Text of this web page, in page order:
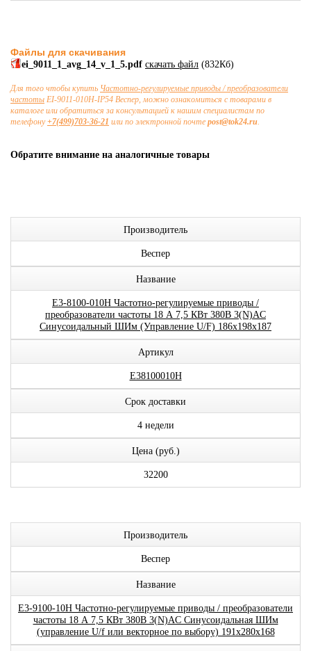
Файлы для скачивания
ei_9011_1_avg_14_v_1_5.pdf скачать файл (832Кб)
Для того чтобы купить Частотно-регулируемые приводы / преобразователи
частоты EI-9011-010H-IP54 Веспер, можно ознакомиться с товарами в
каталоге или обратиться за консультацией к нашим специалистам по
телефону+7(499)703-36-21 или по электронной почте post@tok24.ru.
Обратите внимание на аналогичные товары
Производитель
Веспер
Название
E3-8100-010H Частотно-регулируемые приводы /
преобразователи частоты 18 А 7,5 КВт 380В 3(N)AC
Синусоидальный ШИм (Управление U/F) 186x198x187
Артикул
E38100010H
Срок доставки
4 недели
Цена (руб.)
32200
Производитель
Веспер
Название
E3-9100-10H Частотно-регулируемые приводы / преобразователи
частоты 18 А 7,5 КВт 380В 3(N)AC Синусоидальная ШИм
(управление U/f или векторное по выбору) 191x280x168